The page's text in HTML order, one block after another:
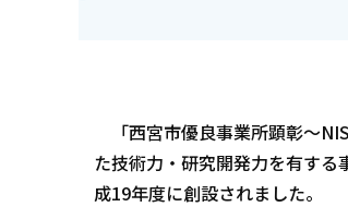
「西宮市優良事業所顕彰～
た技術力・研究開発力を有す
成19年度に創設されました。